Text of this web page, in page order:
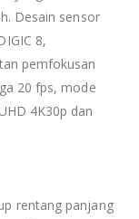
Desain sensor
8,
pemfokusan
20 fps, mode
4K30p dan
rentang panjang